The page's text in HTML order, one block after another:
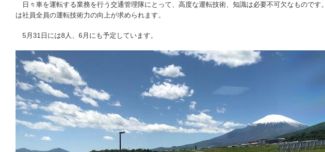
日々車を運転する業務を行う交通管理隊にとって、高度な運転技術、知識は必要不可欠なものです
は社員全員の運転技術力の向上が求められます。
5月31日には8人、6月にも予定しています。